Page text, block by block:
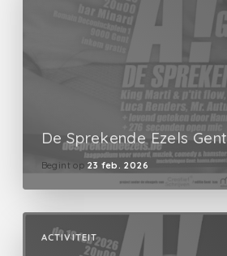
De Sprekende Ezels Gent
Begint op 23 feb. 2026
ACTIVITEIT